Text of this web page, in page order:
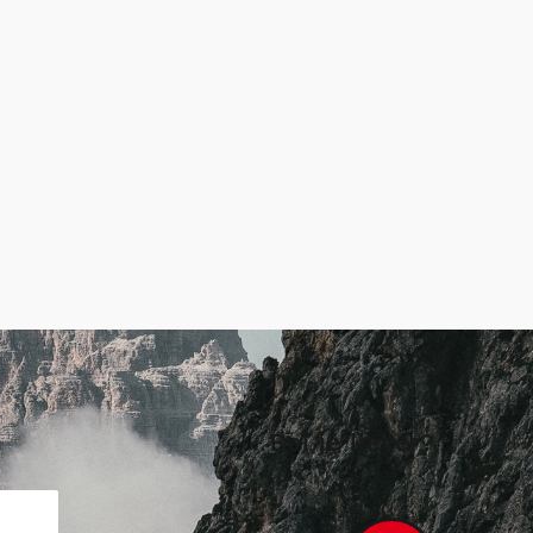
Bel je liever?